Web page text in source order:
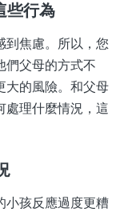
些行為
到焦慮。所以，您
們父母的方式不
大的風險。和父母
處理什麼情況，這
小孩反應過度更糟